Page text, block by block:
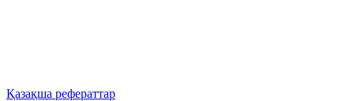
Қазақша рефераттар